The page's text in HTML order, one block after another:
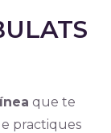
que te
practiques